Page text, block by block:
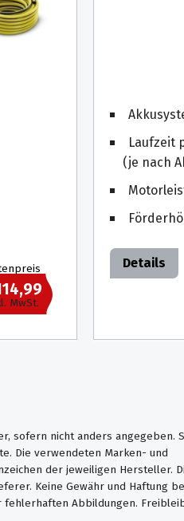
MwSt.
Laufzeit
(je nach
Details
sofern nicht anders angegeben.
Die verwendeten Marken- und
der jeweiligen Hersteller.
Keine Gewähr und Haftung
Abbildungen.